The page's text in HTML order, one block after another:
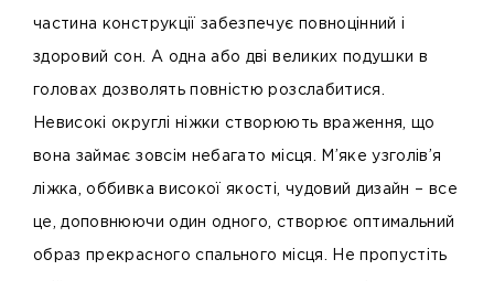
частина конструкції забезпечує повноцінний і
здоровий сон. А одна або дві великих подушки в
головах дозволять повністю розслабитися.
Невисокі округлі ніжки створюють враження, що
вона займає зовсім небагато місця. М’яке узголів’я
ліжка, оббивка високої якості, чудовий дизайн – все
це, доповнюючи один одного, створює оптимальний
образ прекрасного спального місця. Не пропустіть